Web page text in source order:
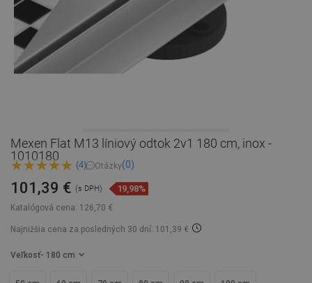
Mexen Flat M13 líniový odtok 2v1 180 cm, inox -
1010180
(4) Otázky(0)
Katalógová cena: 126,70 €
101,39 € (s DPH) 19,98%
Najnižšia cena za posledných 30 dní: 101,39 €
Veľkosť - 180 cm